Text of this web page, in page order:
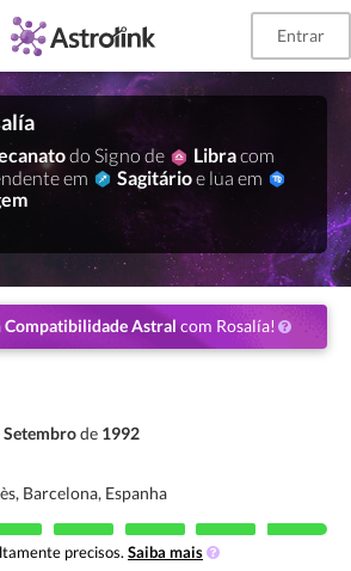
Entrar
do Signo de Libracom
em
Sagitárioe lua em
Compatibilidade Astralcom Rosalía!
Setembrode 1992
Barcelona, Espanha
precisos. Saiba mais